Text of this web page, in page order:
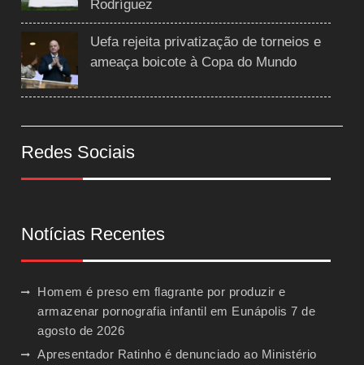
Rodríguez
Uefa rejeita privatização de torneios e
ameaça boicote à Copa do Mundo
Redes Sociais
Notícias Recentes
Homem é preso em flagrante por produzir e
armazenar pornografia infantil em Eunápolis 7 de
agosto de 2026
Apresentador Ratinho é denunciado ao Ministério